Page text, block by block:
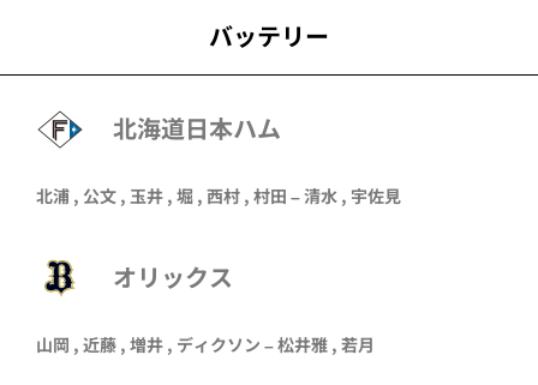
バッテリー
北海道日本ハム
北浦 , 公文 , 玉井 , 堀 , 西村 , 村田 –清水 , 宇佐見
オリックス
山岡 , 近藤 , 増井 , ディクソン – 松井雅 , 若月